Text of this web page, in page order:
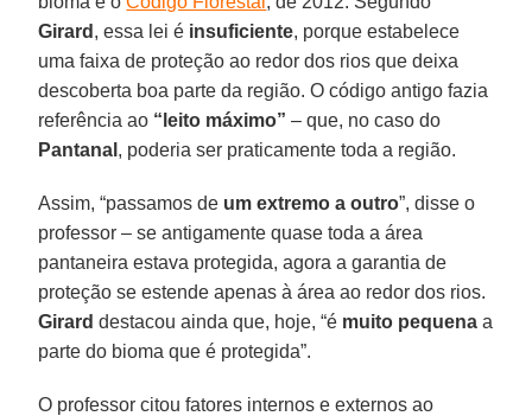
Girard , essa lei é insuficiente, porque estabelece
uma faixa de proteção ao redor dos rios que deixa
descoberta boa parte da região. O código antigo fazia
referência ao “leito máximo” – que, no caso do
Pantanal , poderia ser praticamente toda a região.
Assim, “passamos de um extremo a outro”, disse o
professor – se antigamente quase toda a área
pantaneira estava protegida, agora a garantia de
proteção se estende apenas à área ao redor dos rios.
Girard destacou ainda que, hoje, “é muito pequena a
parte do bioma que é protegida”.
O professor citou fatores internos e externos ao